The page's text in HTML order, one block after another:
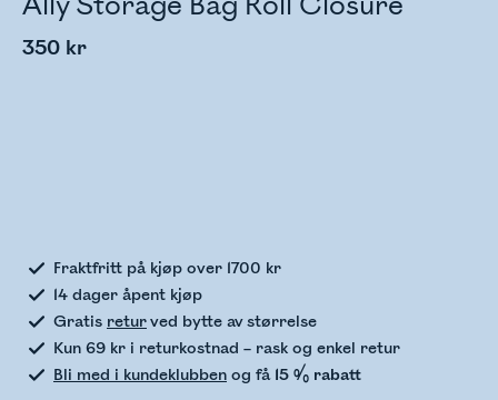
350 kr
Fraktfritt på kjøp over 1700 kr
14 dager åpent kjøp
Gratis returved bytte av størrelse
Kun 69 kr i returkostnad – rask og enkel retur
Bli med i kundeklubben og få 15 % rabatt